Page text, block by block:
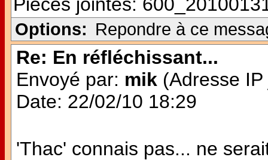
Options: Repondre à ce
Re: En réfléchissant...
Envoyé par: mik (Adresse
Date: 22/02/10 18:29
'Thac' connais pas... ne